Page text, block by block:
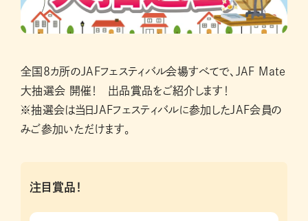
全国8カ所のJAFフェスティバル会場すべてで、JAF Mate
大抽選会 開催！ 出品賞品をご紹介します！
※抽選会は当日JAFフェスティバルに参加したJAF会員の
みご参加いただけます。
注目賞品！